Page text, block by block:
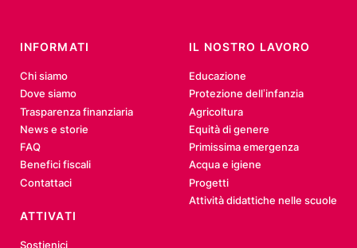
INFORMATI
Chi siamo
Dove siamo
Trasparenza finanziaria
News e storie
FAQ
Benefici fiscali
Contattaci
IL NOSTRO LAVORO
Educazione
Protezione dell’infanzia
Agricoltura
Equità di genere
Primissima emergenza
Acqua e igiene
Progetti
Attività didattiche nelle scuole
ATTIVATI
Sostienici